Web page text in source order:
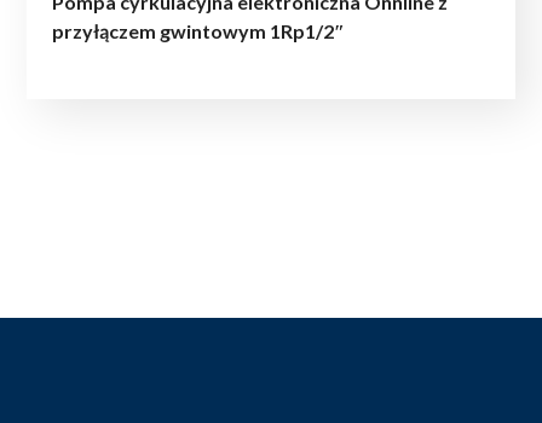
przyłączem gwintowym 1Rp1/2″